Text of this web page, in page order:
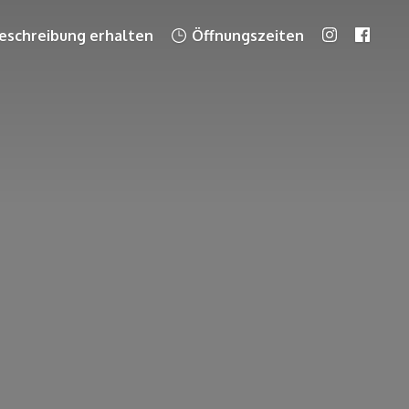
erhalten Öffnungszeiten